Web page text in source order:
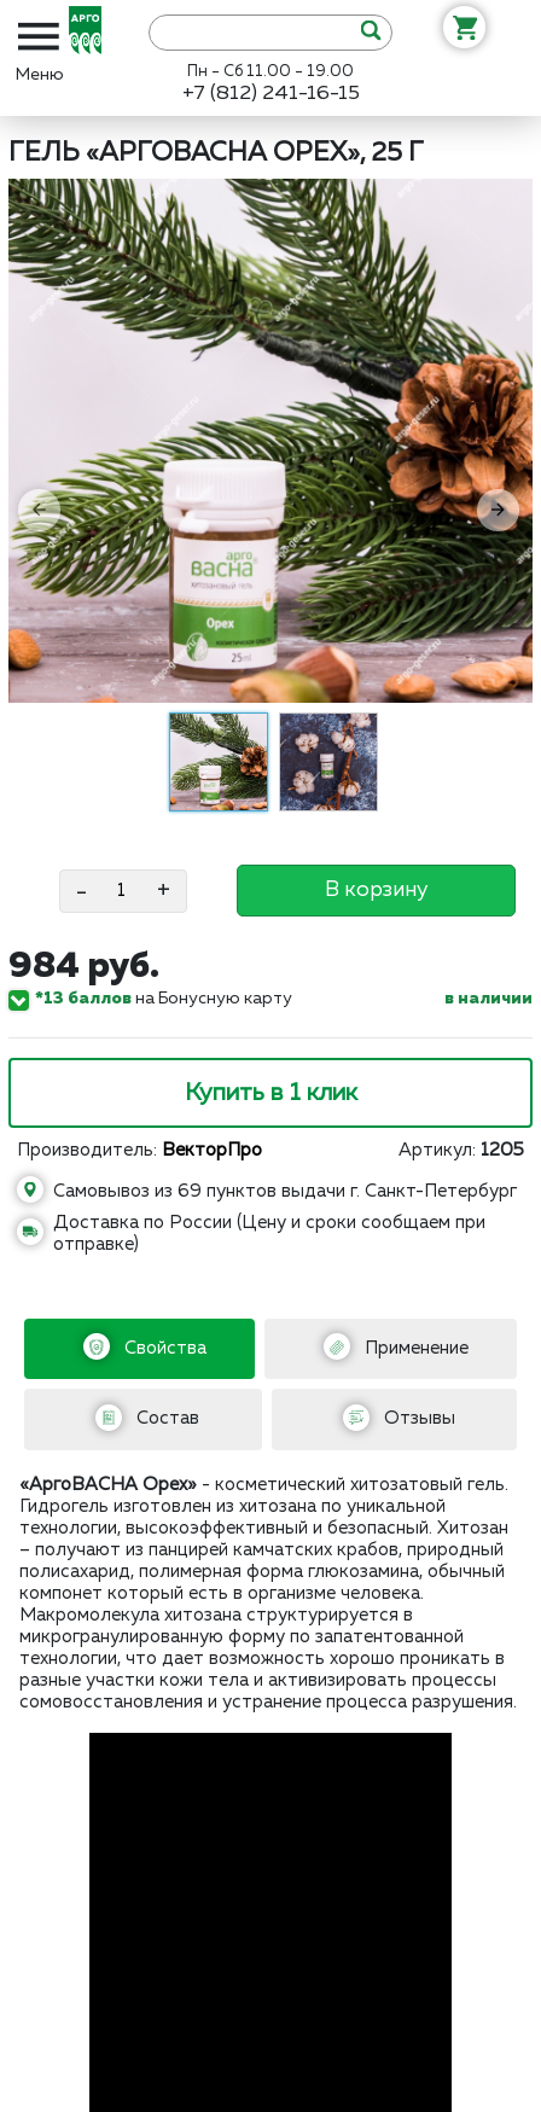
Пн - Сб 11.00 - 19.00
+7 (812) 241-16-15
ГЕЛЬ «АРГОВАСНА ОРЕХ», 25 Г
- + В корзину
984 руб.
*13 баллов на Бонусную карту в наличии
Купить в 1 клик
Производитель: ВекторПро Артикул: 1205
Самовывоз из 69 пунктов выдачи г. Санкт-Петербург
Доставка по России (Цену и сроки сообщаем при
отправке)
Свойства Применение
Состав Отзывы
«АргоВАСНА Орех» - косметический хитозатовый гель.
Гидрогель изготовлен из хитозана по уникальной
технологии, высокоэффективный и безопасный. Хитозан
– получают из панцирей камчатских крабов, природный
полисахарид, полимерная форма глюкозамина, обычный
компонет который есть в организме человека.
Макромолекула хитозана структурируется в
микрогранулированную форму по запатентованной
технологии, что дает возможность хорошо проникать в
разные участки кожи тела и активизировать процессы
сомовосстановления и устранение процесса разрушения.